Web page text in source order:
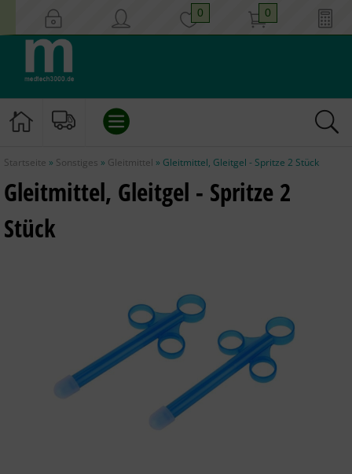
0 0
EINLAUF/KLISTIER
SONSTIGES
Startseite » Sonstiges » Gleitmittel » Gleitmittel, Gleitgel - Spritze 2 Stück
Gleitmittel, Gleitgel - Spritze 2
Stück